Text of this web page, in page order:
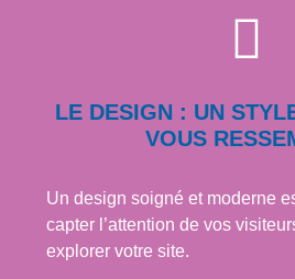
LE DESIGN : UN
VOUS
Un design soigné et moderne
capter l’attention de vos
explorer votre site.